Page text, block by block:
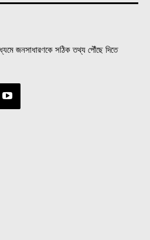
জনসাধারণকে সঠিক তথ্য পৌঁছে দিতে